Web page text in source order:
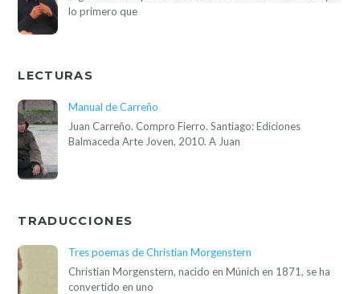
lo primero que
LECTURAS
Manual de Carreño
Juan Carreño. Compro Fierro. Santiago: Ediciones
Balmaceda Arte Joven, 2010. A Juan
TRADUCCIONES
Tres poemas de Christian Morgenstern
Christian Morgenstern, nacido en Múnich en 1871, se ha
convertido en uno